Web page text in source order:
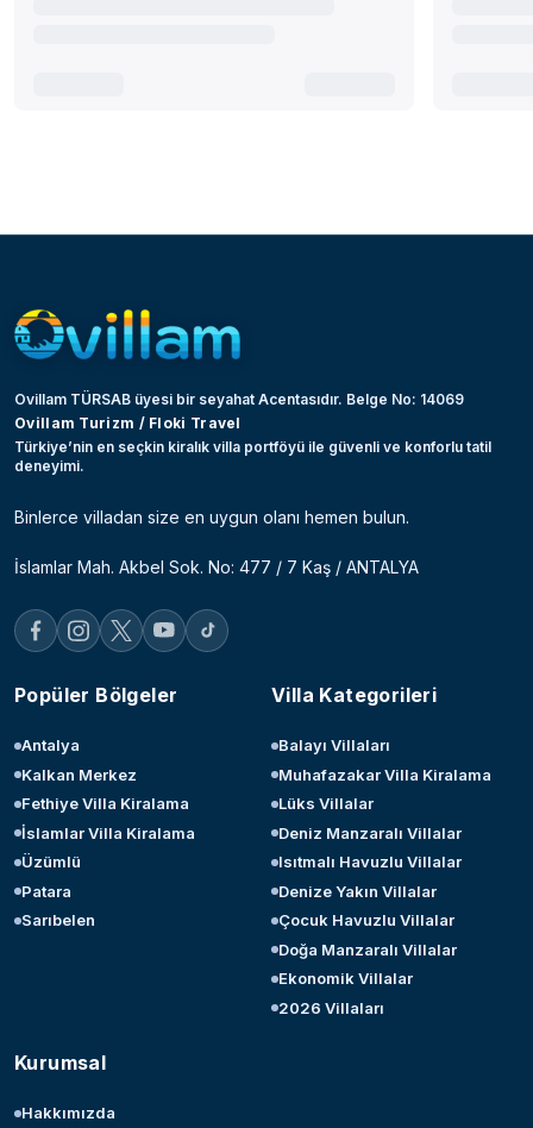
Ovillam TÜRSAB üyesi bir seyahat Acentasıdır. Belge No: 14069
Ovillam Turizm / Floki Travel
Türkiye’nin en seçkin kiralık villa portföyü ile güvenli ve konforlu tatil
deneyimi.
Binlerce villadan size en uygun olanı hemen bulun.
İslamlar Mah. Akbel Sok. No: 477 / 7 Kaş / ANTALYA
Popüler Bölgeler
Antalya
Kalkan Merkez
Fethiye Villa Kiralama
İslamlar Villa Kiralama
Üzümlü
Patara
Sarıbelen
Villa Kategorileri
Balayı Villaları
Muhafazakar Villa Kiralama
Lüks Villalar
Deniz Manzaralı Villalar
Isıtmalı Havuzlu Villalar
Denize Yakın Villalar
Çocuk Havuzlu Villalar
Doğa Manzaralı Villalar
Ekonomik Villalar
2026 Villaları
Kurumsal
Hakkımızda